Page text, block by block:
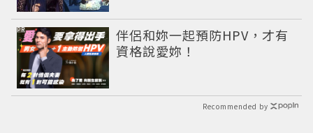
伴侶和妳一起預防HPV，才有
資格說愛妳！
PR
Recommended by